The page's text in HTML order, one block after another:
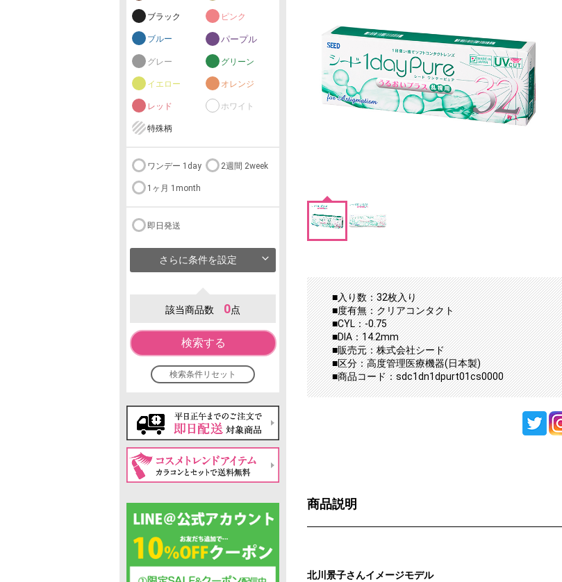
ブラック ピンク
ブルー パープル
グレー グリーン
イエロー オレンジ
レッド ホワイト
特殊柄
ワンデー 1day 2週間 2week
1ヶ月 1month
即日発送
さらに条件を設定
該当商品数 0点
検索する
検索条件リセット
■入り数：32枚入り
■度有無：クリアコンタクト
■CYL：-0.75
■DIA：14.2mm
■販売元：株式会社シード
■区分：高度管理医療機器(日本製)
■商品コード：sdc1dn1dpurt01cs0000
商品説明
北川景子さんイメージモデル